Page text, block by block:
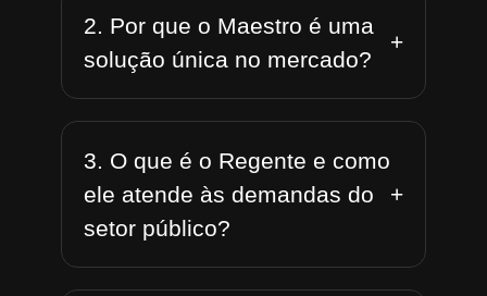
2. Por que o Maestro é uma
solução única no mercado?
+
3. O que é o Regente e como
ele atende às demandas do
setor público?
+